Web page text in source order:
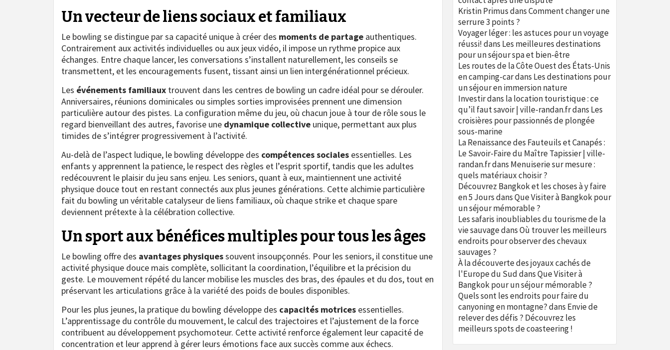
Un vecteur de liens sociaux et familiaux
Le bowling se distingue par sa capacité unique à créer des moments de partage authentiques.
Contrairement aux activités individuelles ou aux jeux vidéo, il impose un rythme propice aux
échanges. Entre chaque lancer, les conversations s’installent naturellement, les conseils se
transmettent, et les encouragements fusent, tissant ainsi un lien intergénérationnel précieux.
Les événements familiaux trouvent dans les centres de bowling un cadre idéal pour se dérouler.
Anniversaires, réunions dominicales ou simples sorties improvisées prennent une dimension
particulière autour des pistes. La configuration même du jeu, où chacun joue à tour de rôle sous le
regard bienveillant des autres, favorise une dynamique collective unique, permettant aux plus
timides de s’intégrer progressivement à l’activité.
Au-delà de l’aspect ludique, le bowling développe des compétences sociales essentielles. Les
enfants y apprennent la patience, le respect des règles et l’esprit sportif, tandis que les adultes
redécouvrent le plaisir du jeu sans enjeu. Les seniors, quant à eux, maintiennent une activité
physique douce tout en restant connectés aux plus jeunes générations. Cette alchimie particulière
fait du bowling un véritable catalyseur de liens familiaux, où chaque strike et chaque spare
deviennent prétexte à la célébration collective.
Un sport aux bénéfices multiples pour tous les âges
Le bowling offre des avantages physiquessouvent insoupçonnés. Pour les seniors, il constitue une
activité physique douce mais complète, sollicitant la coordination, l’équilibre et la précision du
geste. Le mouvement répété du lancer mobilise les muscles des bras, des épaules et du dos, tout en
préservant les articulations grâce à la variété des poids de boules disponibles.
Pour les plus jeunes, la pratique du bowling développe des capacités motrices essentielles.
L’apprentissage du contrôle du mouvement, le calcul des trajectoires et l’ajustement de la force
contribuent au développement psychomoteur. Cette activité renforce également leur capacité de
concentration et leur apprend à gérer leurs émotions face aux succès comme aux échecs.
Kristin PrimusdansComment changer une
serrure 3 points ?
Voyager léger : les astuces pour un voyage
réussi!dans Les meilleures destinations
pour un séjour spa et bien-être
Les routes de la Côte Ouest des États-Unis
en camping-cardans Les destinations pour
un séjour en immersion nature
Investir dans la location touristique : ce
qu’il faut savoir | ville-randan.frdans Les
croisières pour passionnés de plongée
sous-marine
La Renaissance des Fauteuils et Canapés :
Le Savoir-Faire du Maître Tapissier | ville-
randan.frdans Menuiserie sur mesure :
quels matériaux choisir ?
Découvrez Bangkok et les choses à y faire
en 5 JoursdansQue Visiter à Bangkok pour
un séjour mémorable ?
Les safaris inoubliables du tourisme de la
vie sauvagedansOù trouver les meilleurs
endroits pour observer des chevaux
sauvages ?
À la découverte des joyaux cachés de
l'Europe du SuddansQue Visiter à
Bangkok pour un séjour mémorable ?
Quels sont les endroits pour faire du
canyoning en montagne?dans Envie de
relever des défis ? Découvrez les
meilleurs spots de coasteering !